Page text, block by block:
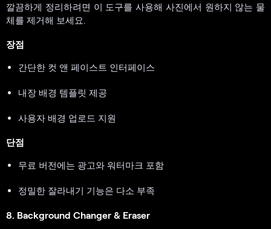
깔끔하게 정리하려면 이 도구를 사용해 사진에서 원하지 않는 물
체를 제거해 보세요.
장점
간단한 컷 앤 페이스트 인터페이스
내장 배경 템플릿 제공
사용자 배경 업로드 지원
단점
무료 버전에는 광고와 워터마크 포함
정밀한 잘라내기 기능은 다소 부족
8. Background Changer & Eraser